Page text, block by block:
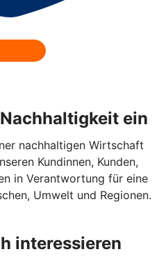
ein
nachhaltigen Wirtschaft
Kundinnen, Kunden,
in Verantwortung für eine
Umwelt und Regionen.
interessieren